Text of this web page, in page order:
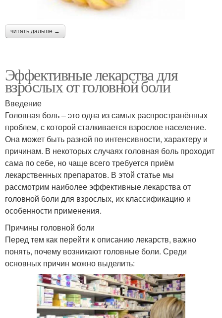
читать дальше →
Эффективные лекарства для
взрослых от головной боли
Введение
Головная боль – это одна из самых распространённых
проблем, с которой сталкивается взрослое население.
Она может быть разной по интенсивности, характеру и
причинам. В некоторых случаях головная боль проходит
сама по себе, но чаще всего требуется приём
лекарственных препаратов. В этой статье мы
рассмотрим наиболее эффективные лекарства от
головной боли для взрослых, их классификацию и
особенности применения.
Причины головной боли
Перед тем как перейти к описанию лекарств, важно
понять, почему возникают головные боли. Среди
основных причин можно выделить: